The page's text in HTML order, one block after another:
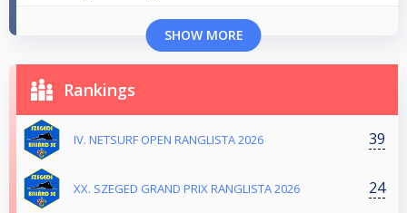
SHOW MORE
Rankings
IV. NETSURF OPEN RANGLISTA 2026 39
XX. SZEGED GRAND PRIX RANGLISTA 2026 24